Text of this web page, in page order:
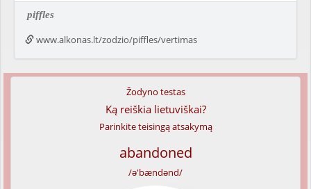
piffles
www.alkonas.lt/zodzio/piffles/vertimas
Žodyno testas
Ką reiškia lietuviškai?
Parinkite teisingą atsakymą
abandoned
/ə'bændənd/